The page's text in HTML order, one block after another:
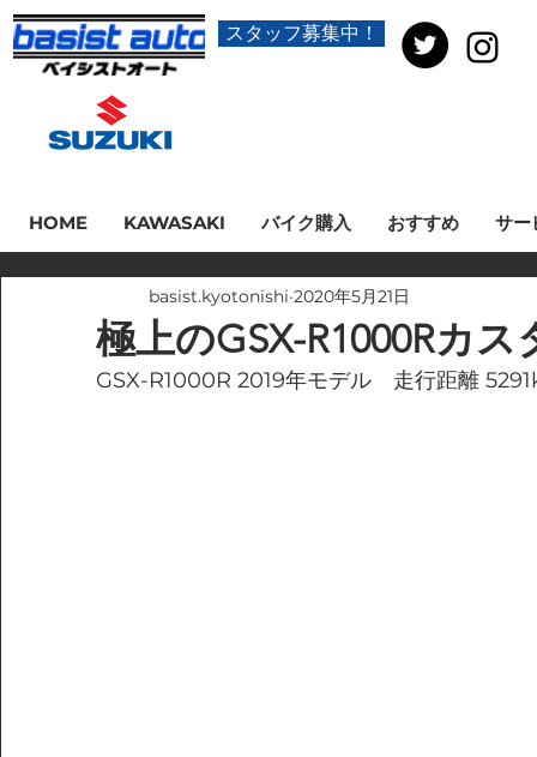
スタッフ募集中！
HOME KAWASAKI バイク購入 おすすめ サー
極上のGSX-R1000Rカス
basist.kyotonishi 2020年5月21日
GSX-R1000R 2019年モデル　走行距離